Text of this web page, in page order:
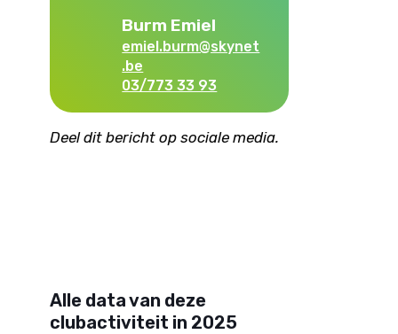
Burm Emiel
emiel.burm@skynet
.be
03/773 33 93
Deel dit bericht op sociale media.
Alle data van deze
clubactiviteit in 2025